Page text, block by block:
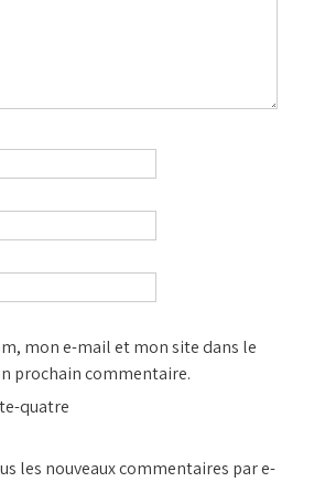
mon e-mail et mon site dans le
prochain commentaire.
quatre
les nouveaux commentaires par e-